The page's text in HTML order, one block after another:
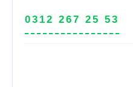
0312 267 25 53